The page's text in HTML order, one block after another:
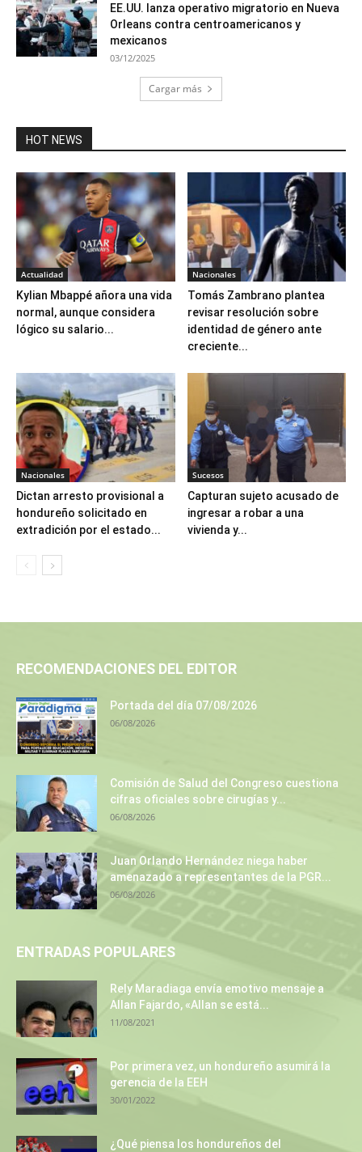
EE.UU. lanza operativo migratorio en Nueva
Orleans contra centroamericanos y
mexicanos
03/12/2025
Cargar más
HOT NEWS
Actualidad
Kylian Mbappé añora una vida
normal, aunque considera
lógico su salario...
Nacionales
Tomás Zambrano plantea
revisar resolución sobre
identidad de género ante
creciente...
Nacionales
Dictan arresto provisional a
hondureño solicitado en
extradición por el estado...
Sucesos
Capturan sujeto acusado de
ingresar a robar a una
vivienda y...
RECOMENDACIONES DEL EDITOR
Portada del día 07/08/2026
06/08/2026
Comisión de Salud del Congreso cuestiona
cifras oficiales sobre cirugías y...
06/08/2026
Juan Orlando Hernández niega haber
amenazado a representantes de la PGR...
06/08/2026
ENTRADAS POPULARES
Rely Maradiaga envía emotivo mensaje a
Allan Fajardo, «Allan se está...
11/08/2021
Por primera vez, un hondureño asumirá la
gerencia de la EEH
30/01/2022
¿Qué piensa los hondureños del